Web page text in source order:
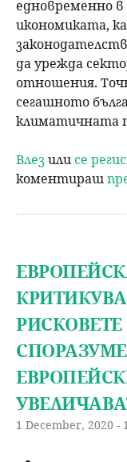
едновременно
икономиката,
да урежда
отношения.
сегашното
климатичната
Влезили се
коментираш
РИСКОВЕТЕ
1 December, 2020 -